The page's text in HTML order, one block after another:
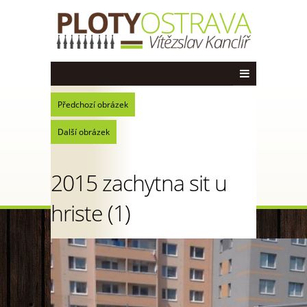
Předchozí obrázek
Další obrázek
2015 zachytna sit u
hriste (1)